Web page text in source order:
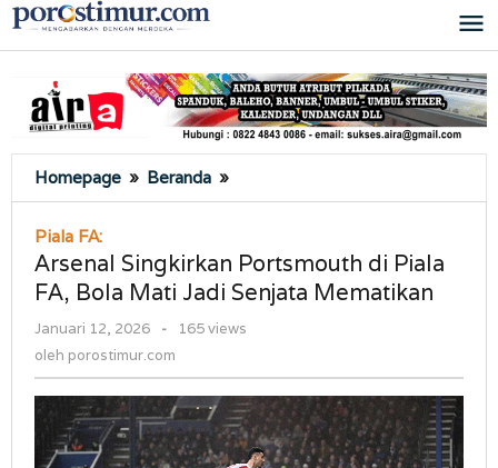
Lewati
ke
Homepage » Beranda »
Singkirkan
di
Piala
FA,
Bola
Jadi
Senjata
Mematikan
Piala FA:
Arsenal Singkirkan Portsmouth di Piala
FA, Bola Mati Jadi Senjata Mematikan
Januari 12, 2026
oleh
-
165 views
oleh porostimur.com